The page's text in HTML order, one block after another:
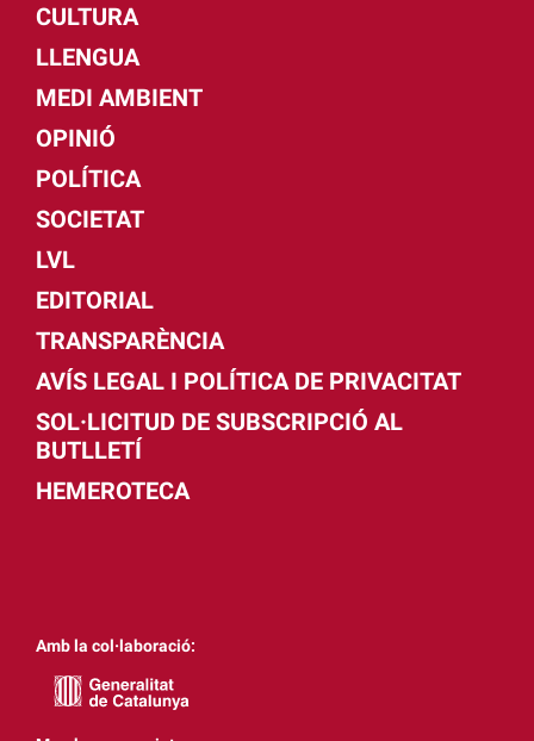
CULTURA
LLENGUA
MEDI AMBIENT
OPINIÓ
POLÍTICA
SOCIETAT
LVL
EDITORIAL
TRANSPARÈNCIA
AVÍS LEGAL I POLÍTICA DE PRIVACITAT
SOL·LICITUD DE SUBSCRIPCIÓ AL
BUTLLETÍ
HEMEROTECA
Amb la col·laboració: